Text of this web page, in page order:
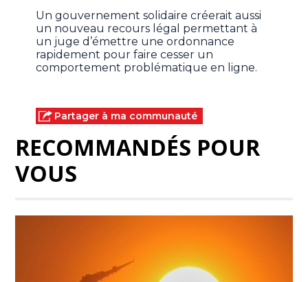
Un gouvernement solidaire créerait aussi
un nouveau recours légal permettant à
un juge d’émettre une ordonnance
rapidement pour faire cesser un
comportement problématique en ligne.
Partager à ma communauté
RECOMMANDÉS POUR
VOUS